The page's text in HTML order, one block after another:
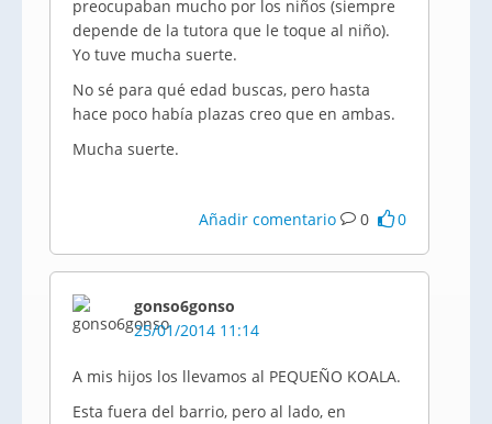
preocupaban mucho por los niños (siempre
depende de la tutora que le toque al niño).
Yo tuve mucha suerte.
No sé para qué edad buscas, pero hasta
hace poco había plazas creo que en ambas.
Mucha suerte.
Añadir comentario 0 0
gonso6gonso
25/01/2014 11:14
A mis hijos los llevamos al PEQUEÑO KOALA.
Esta fuera del barrio, pero al lado, en